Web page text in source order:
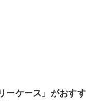
ーケース」がおすす